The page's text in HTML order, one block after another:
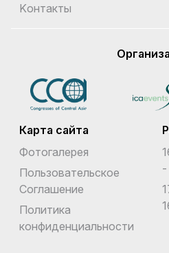
Kонтакты
Карта сайта
Фотогалерея
Пользовательское
Соглашение
Политика
конфиденциальности
-